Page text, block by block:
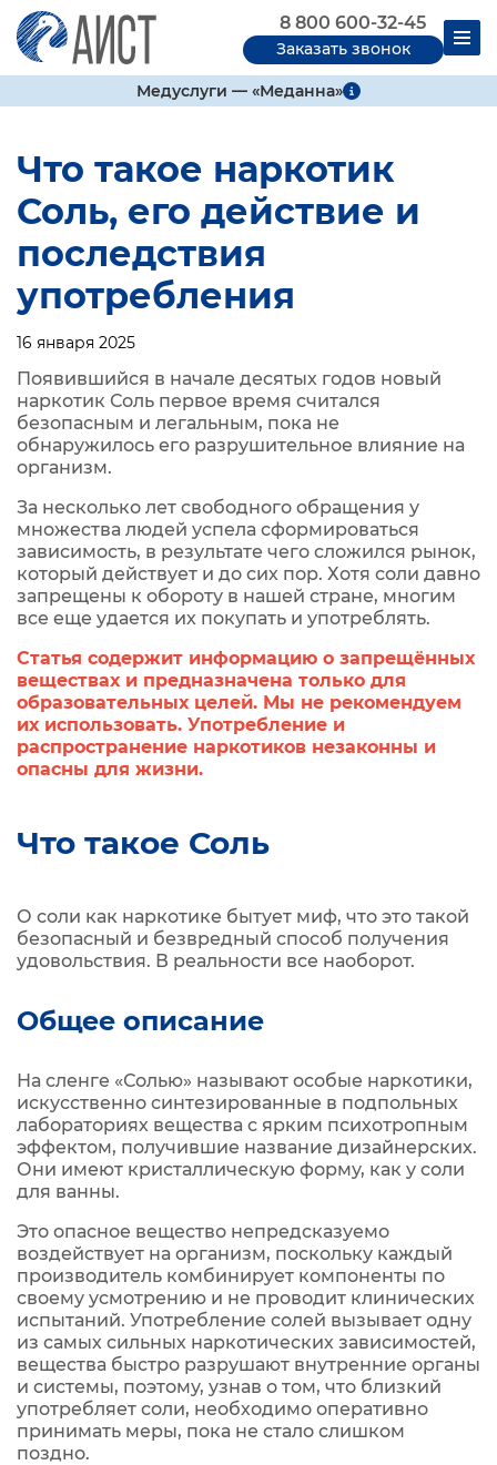
8 800 600-32-45
Заказать звонок
Медуслуги — «Меданна»
Что такое наркотик
Соль, его действие и
последствия
употребления
16 января 2025
Появившийся в начале десятых годов новый
наркотик Соль первое время считался
безопасным и легальным, пока не
обнаружилось его разрушительное влияние на
организм.
За несколько лет свободного обращения у
множества людей успела сформироваться
зависимость, в результате чего сложился рынок,
который действует и до сих пор. Хотя соли давно
запрещены к обороту в нашей стране, многим
все еще удается их покупать и употреблять.
Статья содержит информацию о запрещённых
веществах и предназначена только для
образовательных целей. Мы не рекомендуем
их использовать. Употребление и
распространение наркотиков незаконны и
опасны для жизни.
Что такое Соль
О соли как наркотике бытует миф, что это такой
безопасный и безвредный способ получения
удовольствия. В реальности все наоборот.
Общее описание
На сленге «Солью» называют особые наркотики,
искусственно синтезированные в подпольных
лабораториях вещества с ярким психотропным
эффектом, получившие название дизайнерских.
Они имеют кристаллическую форму, как у соли
для ванны.
Это опасное вещество непредсказуемо
воздействует на организм, поскольку каждый
производитель комбинирует компоненты по
своему усмотрению и не проводит клинических
испытаний. Употребление солей вызывает одну
из самых сильных наркотических зависимостей,
вещества быстро разрушают внутренние органы
и системы, поэтому, узнав о том, что близкий
употребляет соли, необходимо оперативно
принимать меры, пока не стало слишком
поздно.